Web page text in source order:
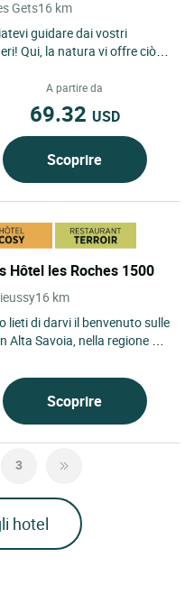
Gets16 km
guidare dai vostri
Qui, la natura vi offre ciò
A partire da
69.32 USD
Scoprire
Hôtel les Roches 1500
16 km
lieti di darvi il benvenuto sulle
Alta Savoia, nella regione del
Scoprire
3
hotel